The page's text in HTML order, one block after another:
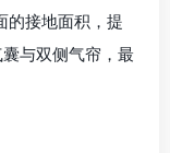
的接地面积，提
与双侧气帘，最